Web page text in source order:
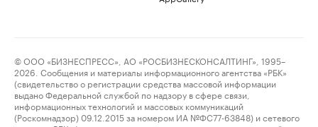
© ООО «БИЗНЕСПРЕСС», АО «РОСБИЗНЕСКОНСАЛТИНГ», 1995–
2026. Сообщения и материалы информационного агентства «РБК»
(свидетельство о регистрации средства массовой информации
выдано Федеральной службой по надзору в сфере связи,
информационных технологий и массовых коммуникаций
(Роскомнадзор) 09.12.2015 за номером ИА №ФС77-63848) и сетевого